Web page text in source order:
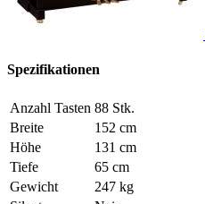
Spezifikationen
Anzahl Tasten 88 Stk.
Breite
152 cm
Höhe
131 cm
Tiefe
65 cm
Gewicht
247 kg